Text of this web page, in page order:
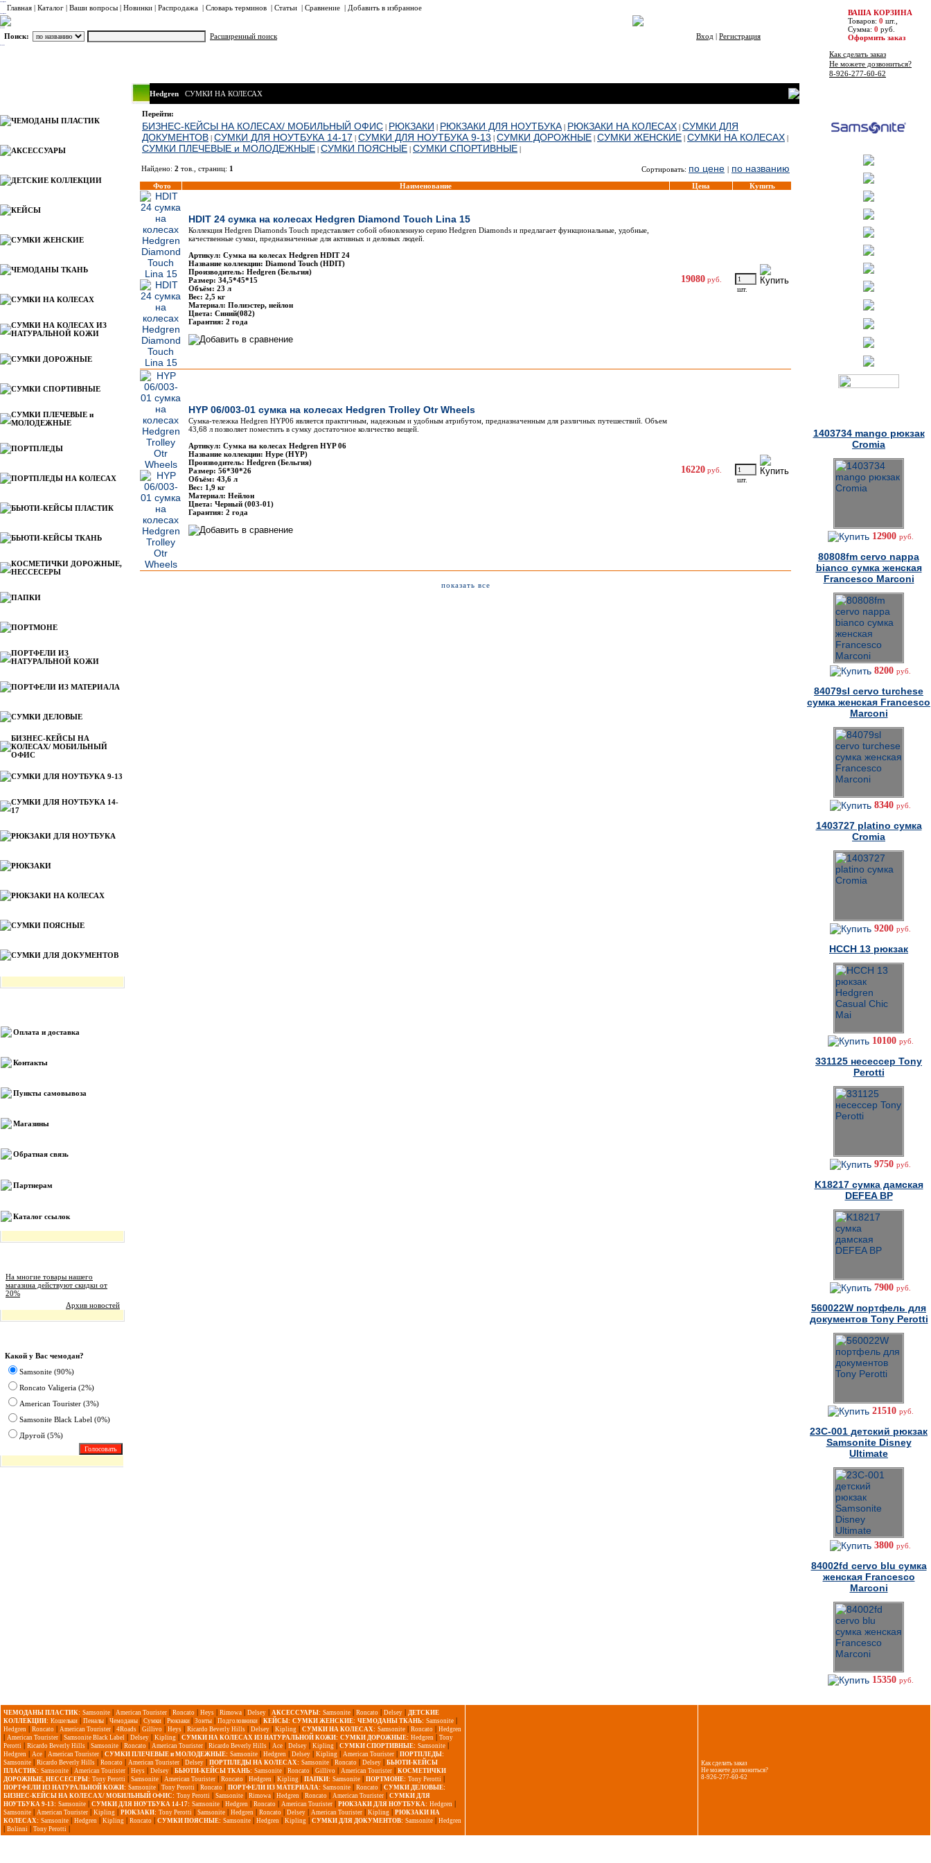
Главная | Каталог | Ваши вопросы | Новинки | Распродажа | Словарь терминов | Статьи | Сравнение | Добавить в избранное
Поиск: Расширенный поиск Вход | Регистрация
ВАША КОРЗИНА
Товаров: 0 шт.,
Сумма: 0 руб.
Оформить заказ
Как сделать заказ
Не можете дозвониться?
8-926-277-60-62
ЧЕМОДАНЫ ПЛАСТИК
АКСЕССУАРЫ
ДЕТСКИЕ КОЛЛЕКЦИИ
КЕЙСЫ
СУМКИ ЖЕНСКИЕ
ЧЕМОДАНЫ ТКАНЬ
СУМКИ НА КОЛЕСАХ
СУМКИ НА КОЛЕСАХ ИЗ
НАТУРАЛЬНОЙ КОЖИ
СУМКИ ДОРОЖНЫЕ
СУМКИ СПОРТИВНЫЕ
СУМКИ ПЛЕЧЕВЫЕ и
МОЛОДЕЖНЫЕ
ПОРТПЛЕДЫ
ПОРТПЛЕДЫ НА КОЛЕСАХ
БЬЮТИ-КЕЙСЫ ПЛАСТИК
БЬЮТИ-КЕЙСЫ ТКАНЬ
КОСМЕТИЧКИ ДОРОЖНЫЕ,
НЕССЕСЕРЫ
ПАПКИ
ПОРТМОНЕ
ПОРТФЕЛИ ИЗ
НАТУРАЛЬНОЙ КОЖИ
ПОРТФЕЛИ ИЗ МАТЕРИАЛА
СУМКИ ДЕЛОВЫЕ
БИЗНЕС-КЕЙСЫ НА
КОЛЕСАХ/ МОБИЛЬНЫЙ
ОФИС
СУМКИ ДЛЯ НОУТБУКА 9-13
СУМКИ ДЛЯ НОУТБУКА 14-
17
РЮКЗАКИ ДЛЯ НОУТБУКА
РЮКЗАКИ
РЮКЗАКИ НА КОЛЕСАХ
СУМКИ ПОЯСНЫЕ
СУМКИ ДЛЯ ДОКУМЕНТОВ
Оплата и доставка
Контакты
Пункты самовывоза
Магазины
Обратная связь
Партнерам
Каталог ссылок
На многие товары нашего
магазина действуют скидки от
20%
Архив новостей
Какой у Вас чемодан?
Samsonite (90%)
Roncato Valigeria (2%)
American Tourister (3%)
Samsonite Black Label (0%)
Другoй (5%)
Hedgren СУМКИ НА КОЛЕСАХ
Перейти:
БИЗНЕС-КЕЙСЫ НА КОЛЕСАХ/ МОБИЛЬНЫЙ ОФИС | РЮКЗАКИ | РЮКЗАКИ ДЛЯ НОУТБУКА | РЮКЗАКИ НА КОЛЕСАХ | СУМКИ ДЛЯ
ДОКУМЕНТОВ | СУМКИ ДЛЯ НОУТБУКА 14-17 | СУМКИ ДЛЯ НОУТБУКА 9-13 | СУМКИ ДОРОЖНЫЕ | СУМКИ ЖЕНСКИЕ | СУМКИ НА КОЛЕСАХ |
СУМКИ ПЛЕЧЕВЫЕ и МОЛОДЕЖНЫЕ | СУМКИ ПОЯСНЫЕ | СУМКИ СПОРТИВНЫЕ |
Найдено: 2 тов., страниц: 1 Сортировать: по цене | по названию
Фото Наименование Цена Купить
HDIT 24 сумка на колесах Hedgren Diamond Touch Lina 15
Коллекция Hedgren Diamonds Touch представляет собой обновленную серию Hedgren Diamonds и предлагает функциональные, удобные,
качественные сумки, предназначенные для активных и деловых людей.
Артикул: Сумка на колесах Hedgren HDIT 24
Название коллекции: Diamond Touch (HDIT)
Производитель: Hedgren (Бельгия)
Размер: 34,5*45*15
Объём: 23 л
Вес: 2,5 кг
Материал: Полиэстер, нейлон
Цвета: Синий(082)
Гарантия: 2 года
19080 руб.
шт.
HYP 06/003-01 сумка на колесах Hedgren Trolley Otr Wheels
Сумка-тележка Hedgren HYP06 является практичным, надежным и удобным атрибутом, предназначенным для различных путешествий. Объем
43,68 л позволяет поместить в сумку достаточное количество вещей.
Артикул: Сумка на колесах Hedgren HYP 06
Название коллекции: Hype (HYP)
Производитель: Hedgren (Бельгия)
Размер: 56*30*26
Объём: 43,6 л
Вес: 1,9 кг
Материал: Нейлон
Цвета: Черный (003-01)
Гарантия: 2 года
16220 руб.
шт.
показать все
1403734 mango рюкзак
Cromia
12900 руб.
80808fm cervo nappa
bianco сумка женская
Francesco Marconi
8200 руб.
84079sl cervo turchese
сумка женская Francesco
Marconi
8340 руб.
1403727 platino сумка
Cromia
9200 руб.
HCCH 13 рюкзак
10100 руб.
331125 несессер Tony
Perotti
9750 руб.
K18217 cумка дамская
DEFEA BP
7900 руб.
560022W портфель для
документов Tony Perotti
21510 руб.
23C-001 детский рюкзак
Samsonite Disney
Ultimate
3800 руб.
84002fd cervo blu сумка
женская Francesco
Marconi
15350 руб.
ЧЕМОДАНЫ ПЛАСТИК: Samsonite | American Tourister | Roncato | Heys | Rimowa | Delsey | АКСЕССУАРЫ: Samsonite | Roncato | Delsey | ДЕТСКИЕ
КОЛЛЕКЦИИ: Кошельки | Пеналы | Чемоданы | Сумки | Рюкзаки | Зонты | Подголовники | КЕЙСЫ: СУМКИ ЖЕНСКИЕ: ЧЕМОДАНЫ ТКАНЬ: Samsonite |
Hedgren | Roncato | American Tourister | 4Roads | Gillivo | Heys | Ricardo Beverly Hills | Delsey | Kipling | СУМКИ НА КОЛЕСАХ: Samsonite | Roncato | Hedgren
| American Tourister | Samsonite Black Label | Delsey | Kipling | СУМКИ НА КОЛЕСАХ ИЗ НАТУРАЛЬНОЙ КОЖИ: СУМКИ ДОРОЖНЫЕ: Hedgren | Tony
Perotti | Ricardo Beverly Hills | Samsonite | Roncato | American Tourister | Ricardo Beverly Hills | Ace | Delsey | Kipling | СУМКИ СПОРТИВНЫЕ: Samsonite |
Hedgren | Ace | American Tourister | СУМКИ ПЛЕЧЕВЫЕ и МОЛОДЕЖНЫЕ: Samsonite | Hedgren | Delsey | Kipling | American Tourister | ПОРТПЛЕДЫ:
Samsonite | Ricardo Beverly Hills | Roncato | American Tourister | Delsey | ПОРТПЛЕДЫ НА КОЛЕСАХ: Samsonite | Roncato | Delsey | БЬЮТИ-КЕЙСЫ
ПЛАСТИК: Samsonite | American Tourister | Heys | Delsey | БЬЮТИ-КЕЙСЫ ТКАНЬ: Samsonite | Roncato | Gillivo | American Tourister | КОСМЕТИЧКИ
ДОРОЖНЫЕ, НЕССЕСЕРЫ: Tony Perotti | Samsonite | American Tourister | Roncato | Hedgren | Kipling | ПАПКИ: Samsonite | ПОРТМОНЕ: Tony Perotti |
ПОРТФЕЛИ ИЗ НАТУРАЛЬНОЙ КОЖИ: Samsonite | Tony Perotti | Roncato | ПОРТФЕЛИ ИЗ МАТЕРИАЛА: Samsonite | Roncato | СУМКИ ДЕЛОВЫЕ:
БИЗНЕС-КЕЙСЫ НА КОЛЕСАХ/ МОБИЛЬНЫЙ ОФИС: Tony Perotti | Samsonite | Rimowa | Hedgren | Roncato | American Tourister | СУМКИ ДЛЯ
НОУТБУКА 9-13: Samsonite | СУМКИ ДЛЯ НОУТБУКА 14-17: Samsonite | Hedgren | Roncato | American Tourister | РЮКЗАКИ ДЛЯ НОУТБУКА: Hedgren |
Samsonite | American Tourister | Kipling | РЮКЗАКИ: Tony Perotti | Samsonite | Hedgren | Roncato | Delsey | American Tourister | Kipling | РЮКЗАКИ НА
КОЛЕСАХ: Samsonite | Hedgren | Kipling | Roncato | СУМКИ ПОЯСНЫЕ: Samsonite | Hedgren | Kipling | СУМКИ ДЛЯ ДОКУМЕНТОВ: Samsonite | Hedgren
| Bolinni | Tony Perotti |
Как сделать заказ
Не можете дозвониться?
8-926-277-60-62